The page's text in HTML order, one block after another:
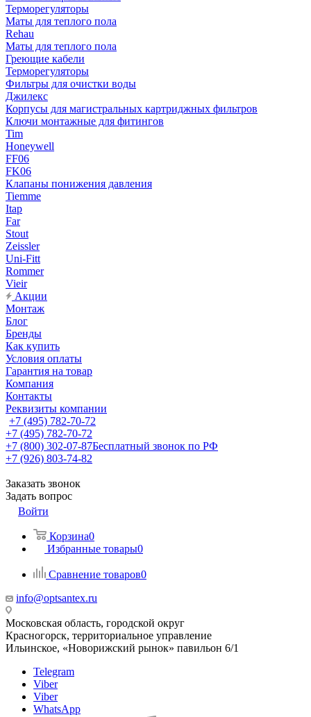
Терморегуляторы
Маты для теплого пола
Rehau
Маты для теплого пола
Греющие кабели
Терморегуляторы
Фильтры для очистки воды
Джилекс
Корпусы для магистральных картриджных фильтров
Ключи монтажные для фитингов
Tim
Honeywell
FF06
FK06
Клапаны понижения давления
Tiemme
Itap
Far
Stout
Zeissler
Uni-Fitt
Rommer
Vieir
Акции
Монтаж
Блог
Бренды
Как купить
Условия оплаты
Гарантия на товар
Компания
Контакты
Реквизиты компании
+7 (495) 782-70-72
+7 (495) 782-70-72
+7 (800) 302-07-87Бесплатный звонок по РФ
+7 (926) 803-74-82
Заказать звонок
Задать вопрос
Войти
Корзина0
Избранные товары0
Сравнение товаров0
info@optsantex.ru
Московская область, городской округ
Красногорск, территориальное управление
Ильинское, «Новорижский рынок» павильон 6/1
Telegram
Viber
Viber
WhatsApp